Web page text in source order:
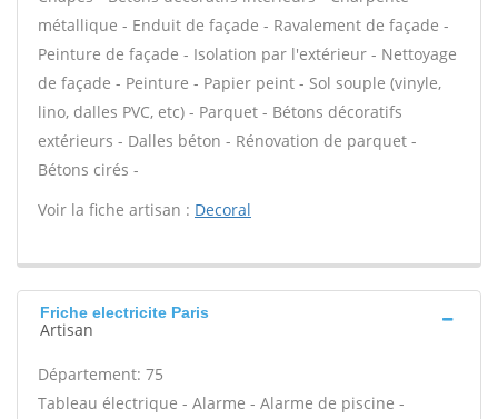
métallique - Enduit de façade - Ravalement de façade -
Peinture de façade - Isolation par l'extérieur - Nettoyage
de façade - Peinture - Papier peint - Sol souple (vinyle,
lino, dalles PVC, etc) - Parquet - Bétons décoratifs
extérieurs - Dalles béton - Rénovation de parquet -
Bétons cirés -
Voir la fiche artisan : Decoral
Friche electricite Paris
Artisan
Département: 75
Tableau électrique - Alarme - Alarme de piscine -